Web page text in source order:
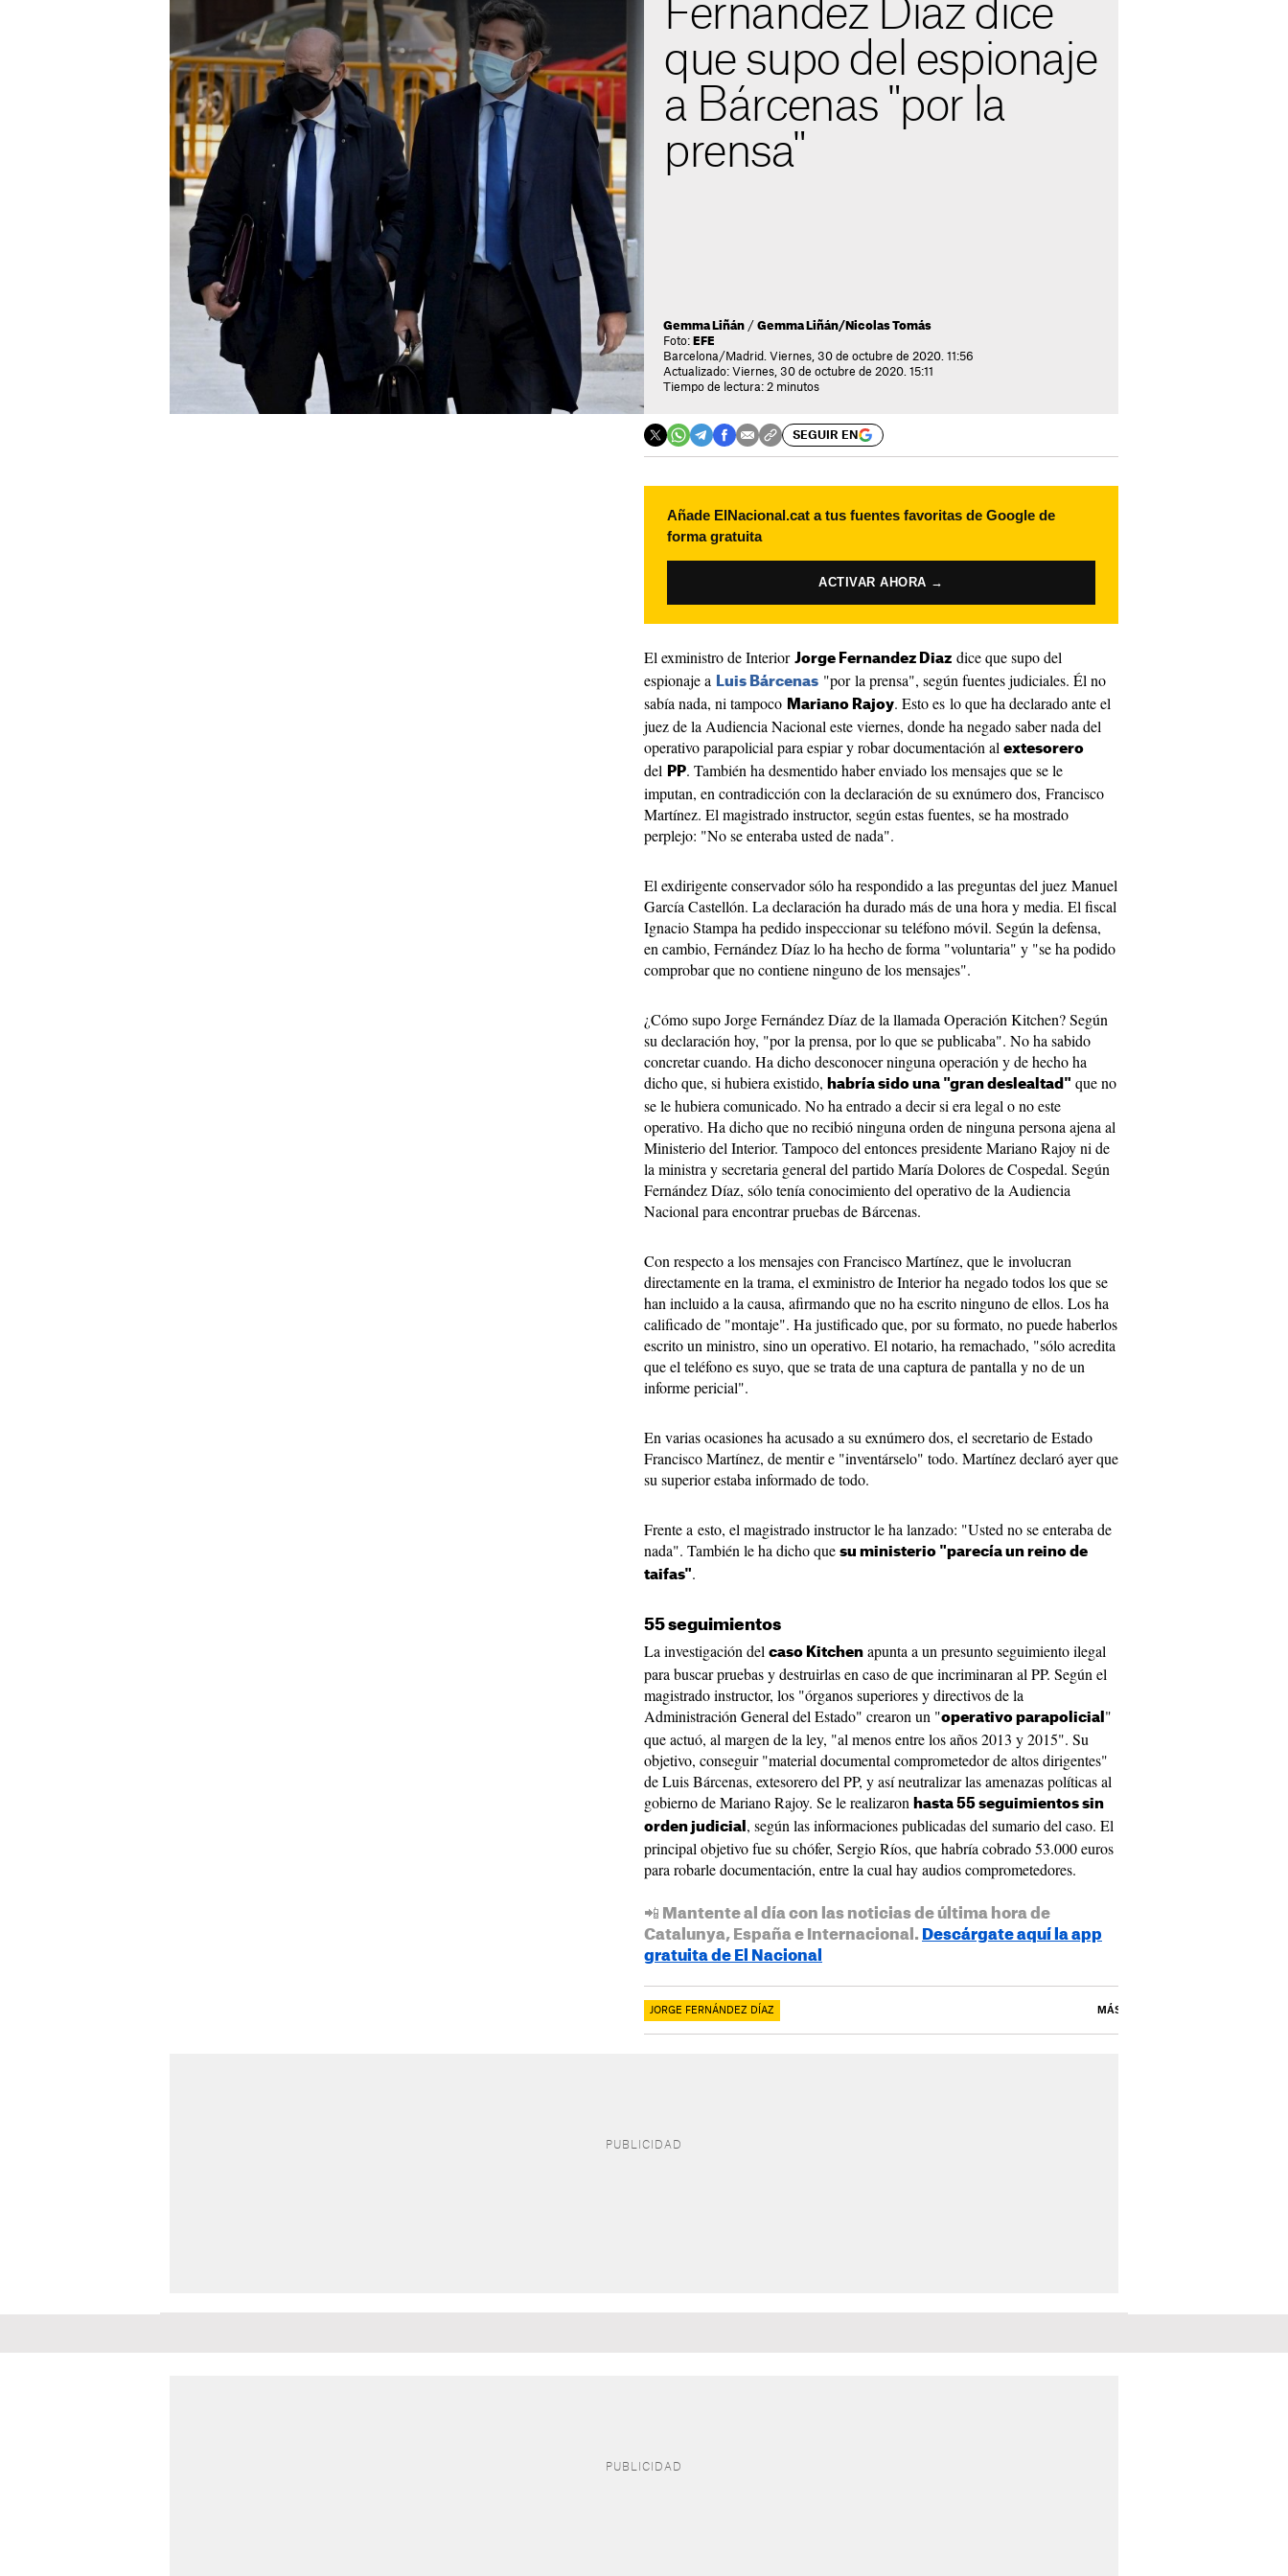
Fernández Díaz dice
que supo del espionaje
a Bárcenas "por la
prensa"
Gemma Liñán / Gemma Liñán/Nicolas Tomás
Foto: EFE
Barcelona/Madrid. Viernes, 30 de octubre de 2020. 11:56
Actualizado: Viernes, 30 de octubre de 2020. 15:11
Tiempo de lectura: 2 minutos
SEGUIR EN
Añade ElNacional.cat a tus fuentes favoritas de Google de
forma gratuita
ACTIVAR AHORA →
El exministro de Interior Jorge Fernandez Diaz dice que supo del
espionaje a
Luis Bárcenas "por la prensa", según fuentes judiciales. Él no
sabía nada, ni tampoco Mariano Rajoy. Esto es lo que ha declarado ante el
juez de la Audiencia Nacional este viernes, donde ha negado saber nada del
operativo parapolicial para espiar y robar documentación al extesorero
del PP. También ha desmentido haber enviado los mensajes que se le
imputan, en contradicción con la declaración de su exnúmero dos, Francisco
Martínez. El magistrado instructor, según estas fuentes, se ha mostrado
perplejo: "No se enteraba usted de nada".
El exdirigente conservador sólo ha respondido a las preguntas del juez Manuel
García Castellón. La declaración ha durado más de una hora y media. El fiscal
Ignacio Stampa ha pedido inspeccionar su teléfono móvil. Según la defensa,
en cambio, Fernández Díaz lo ha hecho de forma "voluntaria" y "se ha podido
comprobar que no contiene ninguno de los mensajes".
¿Cómo supo Jorge Fernández Díaz de la llamada Operación Kitchen? Según
su declaración hoy, "por la prensa, por lo que se publicaba". No ha sabido
concretar cuando. Ha dicho desconocer ninguna operación y de hecho ha
dicho que, si hubiera existido, habría sido una "gran deslealtad" que no
se le hubiera comunicado. No ha entrado a decir si era legal o no este
operativo. Ha dicho que no recibió ninguna orden de ninguna persona ajena al
Ministerio del Interior. Tampoco del entonces presidente Mariano Rajoy ni de
la ministra y secretaria general del partido María Dolores de Cospedal. Según
Fernández Díaz, sólo tenía conocimiento del operativo de la Audiencia
Nacional para encontrar pruebas de Bárcenas.
Con respecto a los mensajes con Francisco Martínez, que le involucran
directamente en la trama, el exministro de Interior ha negado todos los que se
han incluido a la causa, afirmando que no ha escrito ninguno de ellos. Los ha
calificado de "montaje". Ha justificado que, por su formato, no puede haberlos
escrito un ministro, sino un operativo. El notario, ha remachado, "sólo acredita
que el teléfono es suyo, que se trata de una captura de pantalla y no de un
informe pericial".
En varias ocasiones ha acusado a su exnúmero dos, el secretario de Estado
Francisco Martínez, de mentir e "inventárselo" todo. Martínez declaró ayer que
su superior estaba informado de todo.
Frente a esto, el magistrado instructor le ha lanzado: "Usted no se enteraba de
nada". También le ha dicho que su ministerio "parecía un reino de
taifas".
55 seguimientos
La investigación del caso Kitchen apunta a un presunto seguimiento ilegal
para buscar pruebas y destruirlas en caso de que incriminaran al PP. Según el
magistrado instructor, los "órganos superiores y directivos de la
Administración General del Estado" crearon un "operativo parapolicial "
que actuó, al margen de la ley, "al menos entre los años 2013 y 2015". Su
objetivo, conseguir "material documental comprometedor de altos dirigentes"
de Luis Bárcenas, extesorero del PP, y así neutralizar las amenazas políticas al
gobierno de Mariano Rajoy. Se le realizaron hasta 55 seguimientos sin
orden judicial , según las informaciones publicadas del sumario del caso. El
principal objetivo fue su chófer, Sergio Ríos, que habría cobrado 53.000 euros
para robarle documentación, entre la cual hay audios comprometedores.
📲 Mantente al día con las noticias de última hora de
Catalunya, España e Internacional. Descárgate aquí la app
gratuita de El Nacional
JORGE FERNÁNDEZ DÍAZ MÁS